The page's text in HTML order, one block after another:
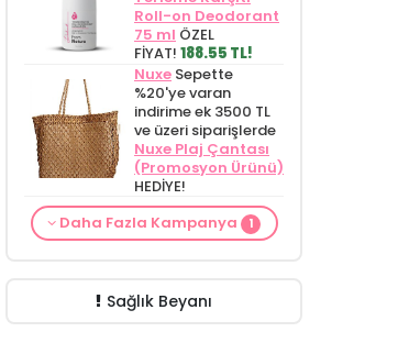
Roll-on Deodorant
75 ml ÖZEL
FİYAT! 188.55 TL!
Nuxe Sepette
%20'ye varan
indirime ek 3500 TL
ve üzeri siparişlerde
Nuxe Plaj Çantası
(Promosyon Ürünü)
HEDİYE!
Cilt Bakım ürünü
siparişinizde
ml 149.90 TL!
Daha Fazla Kampanya 1
Sağlık Beyanı